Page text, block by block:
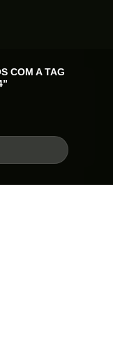
COM A TAG